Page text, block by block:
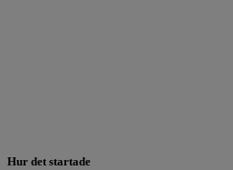
Hur det startade